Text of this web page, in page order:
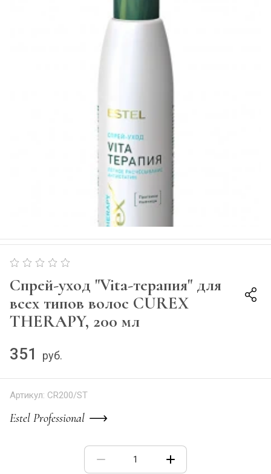
Спрей-уход "Vita-терапия" для
всех типов волос CUREX
THERAPY, 200 мл
351 руб.
Артикул: CR200/ST
Estel Professional